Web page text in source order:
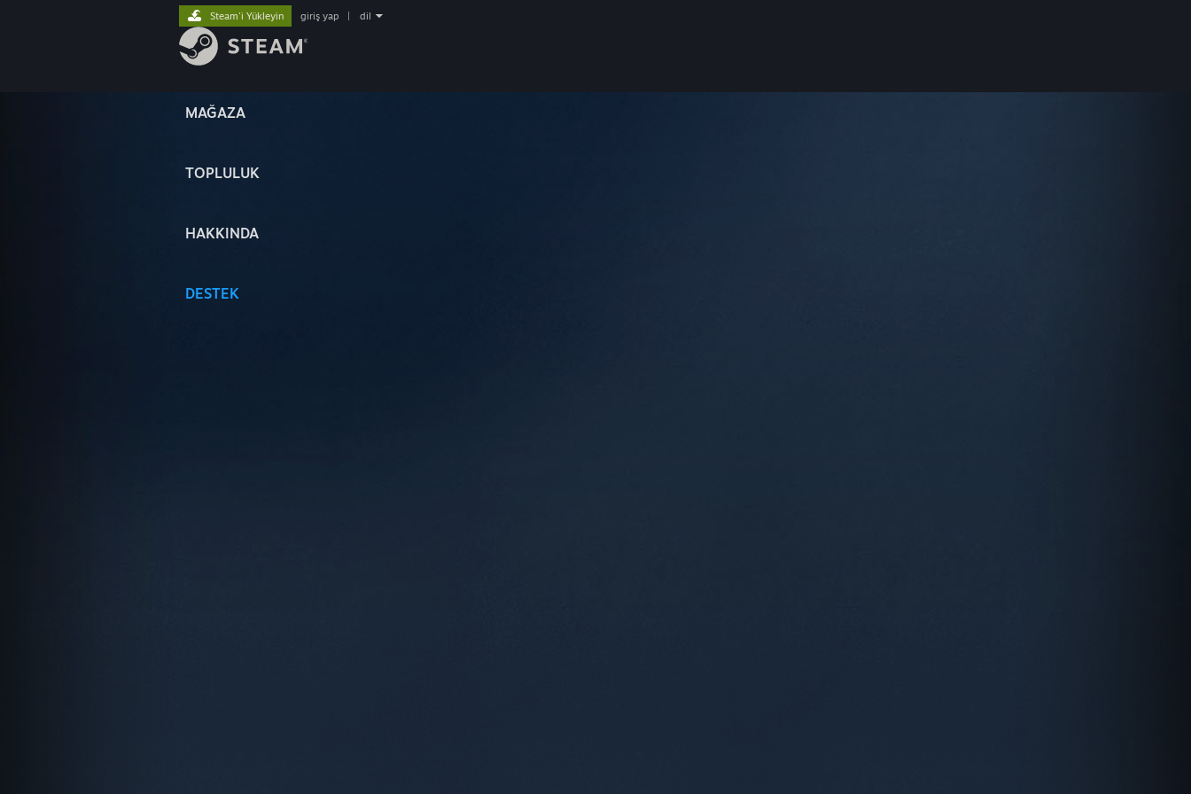
MAĞAZA
TOPLULUK
HAKKINDA
DESTEK
Steam'i Yükleyin giriş yap dil